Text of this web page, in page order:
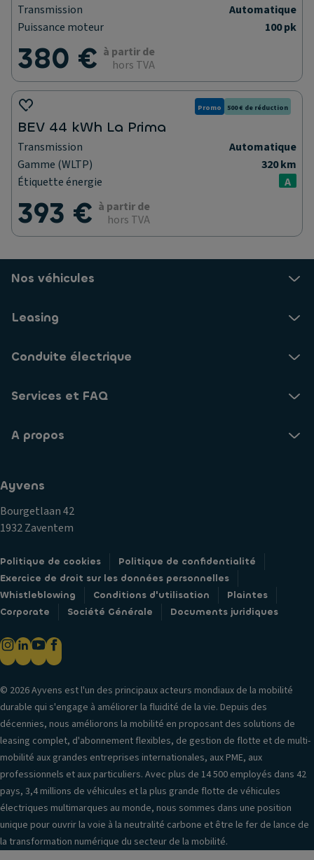
Transmission
Automatique
Puissance moteur
100 pk
380 € à partir de
hors TVA
Promo 500 € de réduction
BEV 44 kWh La Prima
Transmission
Automatique
Gamme (WLTP)
320 km
Étiquette énergie
A
393 € à partir de
hors TVA
Nos véhicules
Leasing
Conduite électrique
Services et FAQ
A propos
Ayvens
Bourgetlaan 42
1932 Zaventem
Politique de cookies
Politique de confidentialité
Exercice de droit sur les données personnelles
Whistleblowing
Conditions d'utilisation
Plaintes
Corporate
Société Générale Documents juridiques
© 2026 Ayvens est l'un des principaux acteurs mondiaux de la mobilité
durable qui s'engage à améliorer la fluidité de la vie. Depuis des
décennies, nous améliorons la mobilité en proposant des solutions de
leasing complet, d'abonnement flexibles, de gestion de flotte et de multi-
mobilité aux grandes entreprises internationales, aux PME, aux
professionnels et aux particuliers. Avec plus de 14 500 employés dans 42
pays, 3,4 millions de véhicules et la plus grande flotte de véhicules
électriques multimarques au monde, nous sommes dans une position
unique pour ouvrir la voie à la neutralité carbone et être le fer de lance de
la transformation numérique du secteur de la mobilité.